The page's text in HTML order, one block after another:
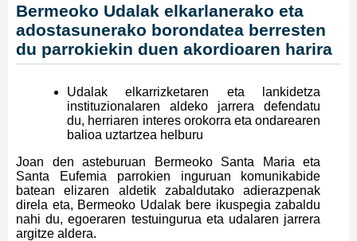
Bermeoko Udalak elkarlanerako eta
adostasunerako borondatea berresten
du parrokiekin duen akordioaren harira
Udalak elkarrizketaren eta lankidetza
instituzionalaren aldeko jarrera defendatu
du, herriaren interes orokorra eta ondarearen
balioa uztartzea helburu
Joan den asteburuan Bermeoko Santa Maria eta
Santa Eufemia parrokien inguruan komunikabide
batean elizaren aldetik zabaldutako adierazpenak
direla eta, Bermeoko Udalak bere ikuspegia zabaldu
nahi du, egoeraren testuingurua eta udalaren jarrera
argitze aldera.